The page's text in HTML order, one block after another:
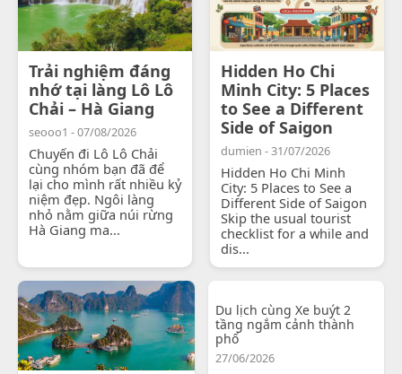
Trải nghiệm đáng
nhớ tại làng Lô Lô
Chải – Hà Giang
seooo1 - 07/08/2026
Chuyến đi Lô Lô Chải
cùng nhóm bạn đã để
lại cho mình rất nhiều kỷ
niệm đẹp. Ngôi làng
nhỏ nằm giữa núi rừng
Hà Giang ma...
Hidden Ho Chi
Minh City: 5 Places
to See a Different
Side of Saigon
dumien - 31/07/2026
Hidden Ho Chi Minh
City: 5 Places to See a
Different Side of Saigon
Skip the usual tourist
checklist for a while and
dis...
Du lịch cùng Xe buýt 2
tầng ngắm cảnh thành
phố
27/06/2026